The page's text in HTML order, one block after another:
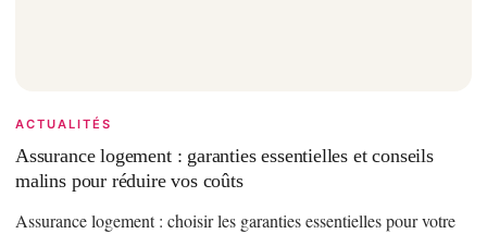
ACTUALITÉS
Assurance logement : garanties essentielles et conseils
malins pour réduire vos coûts
Assurance logement : choisir les garanties essentielles pour votre